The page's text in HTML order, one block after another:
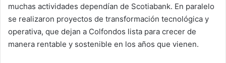
muchas actividades dependían de Scotiabank. En paralelo
se realizaron proyectos de transformación tecnológica y
operativa, que dejan a Colfondos lista para crecer de
manera rentable y sostenible en los años que vienen.